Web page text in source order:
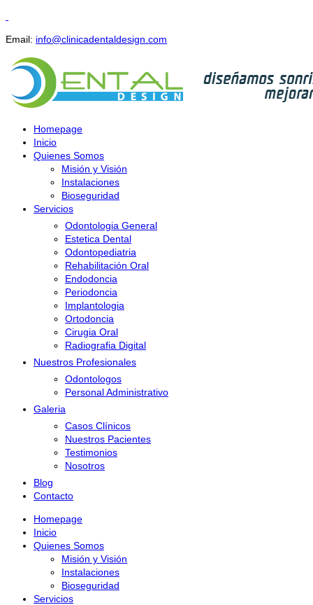
Email: info@clinicadentaldesign.com
Homepage
Inicio
Quienes Somos
Misión y Visión
Instalaciones
Bioseguridad
Servicios
Odontologia General
Estetica Dental
Odontopediatria
Rehabilitación Oral
Endodoncia
Periodoncia
Implantologia
Ortodoncia
Cirugia Oral
Radiografia Digital
Nuestros Profesionales
Odontologos
Personal Administrativo
Galeria
Casos Clínicos
Nuestros Pacientes
Testimonios
Nosotros
Blog
Contacto
Homepage
Inicio
Quienes Somos
Misión y Visión
Instalaciones
Bioseguridad
Servicios